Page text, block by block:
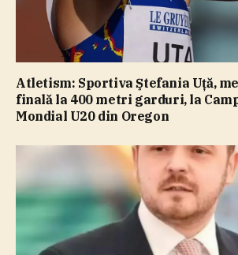
Atletism: Sportiva Ştefania Uţă,
finală la 400 metri garduri, la
Mondial U20 din Oregon